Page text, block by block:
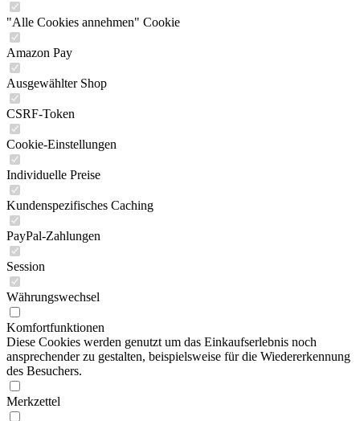
"Alle Cookies annehmen" Cookie
Amazon Pay
Ausgewählter Shop
CSRF-Token
Cookie-Einstellungen
Individuelle Preise
Kundenspezifisches Caching
PayPal-Zahlungen
Session
Währungswechsel
Komfortfunktionen
Diese Cookies werden genutzt um das Einkaufserlebnis noch
ansprechender zu gestalten, beispielsweise für die Wiedererkennung
des Besuchers.
Merkzettel